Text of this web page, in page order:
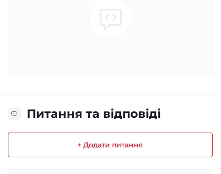
Питання та відповіді
+ Додати питання